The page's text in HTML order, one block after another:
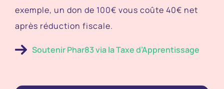
exemple, un don de 100€ vous coûte 40€ net
après réduction fiscale.
Soutenir Phar83 via la Taxe d’Apprentissage